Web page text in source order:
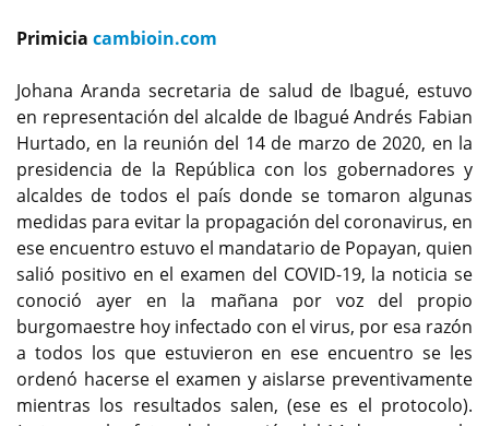
Primicia cambioin.com
Johana Aranda secretaria de salud de Ibagué, estuvo
en representación del alcalde de Ibagué Andrés Fabian
Hurtado, en la reunión del 14 de marzo de 2020, en la
presidencia de la República con los gobernadores y
alcaldes de todos el país donde se tomaron algunas
medidas para evitar la propagación del coronavirus, en
ese encuentro estuvo el mandatario de Popayan, quien
salió positivo en el examen del COVID-19, la noticia se
conoció ayer en la mañana por voz del propio
burgomaestre hoy infectado con el virus, por esa razón
a todos los que estuvieron en ese encuentro se les
ordenó hacerse el examen y aislarse preventivamente
mientras los resultados salen, (ese es el protocolo).